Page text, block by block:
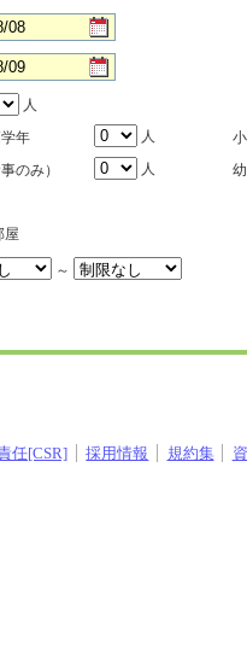
人
年
人
のみ）
人
屋
～
任[CSR] 採用情報 規約集